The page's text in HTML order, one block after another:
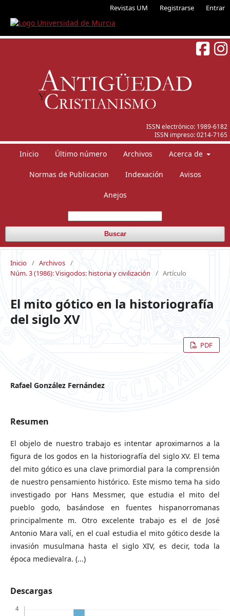
Revistas UM Registrarse Entrar
ISSN electrónico: 1989-6182
ISSN impreso:0214-7165
Inicio Último número Archivos Acerca de
Normas de Publicacion Indexación Avisos
Anejos
Buscar
Inicio / Archivos /
Núm. 3 (1986): Visigodos: historia y civilización
/ Artículo
El mito gótico en la historiografía
del siglo XV
PDF
Rafael González Fernández
Resumen
El objelo de nuestro trabajo es intentar aproximarnos a la
figura de los godos en la historiografía del siglo XV. El tema
del mito gótico es una clave primordial para la comprensión
de nuestro pensamiento histórico. Este mismo tema ha sido
investigado por Hans Messmer, que estudia el mito del
pueblo godo, basándose en fuentes hispanorromanas
principalmente m. Otro excelente trabajo es el de José
Antonio Mara valí, en el cual estudia el mito gótico desde la
invasión musulmana hasta el siglo XIV, es decir, toda la
época medievalra. (...)
Descargas